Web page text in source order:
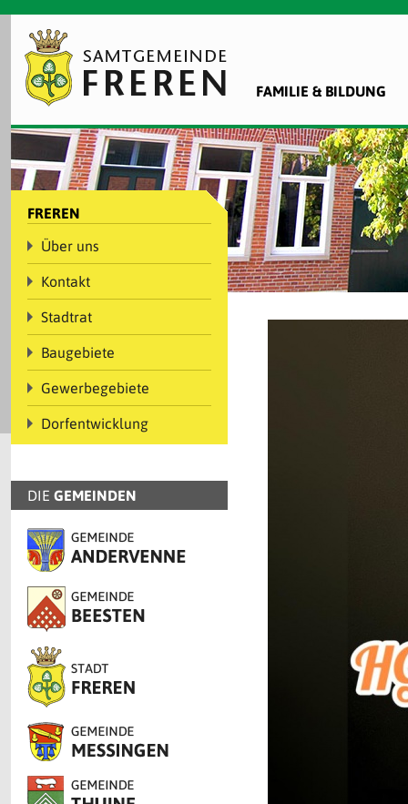
FAMILIE & BILDUNG
FREREN
Über uns
Kontakt
Stadtrat
Baugebiete
Gewerbegebiete
Dorfentwicklung
DIE GEMEINDEN